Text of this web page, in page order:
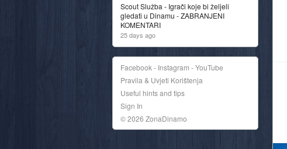
Scout Služba - Igrači koje bi željeli
gledati u Dinamu - ZABRANJENI
KOMENTARI
25 days ago
Facebook - Instagram - YouTube
Pravila & Uvjeti Korištenja
Useful hints and tips
Sign In
© 2026 ZonaDinamo